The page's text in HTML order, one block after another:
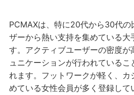
PCMAXは、特に20代から30代の
ザーから熱い支持を集めている大
す。アクティブユーザーの密度が
ュニケーションが行われているこ
れます。フットワークが軽く、カ
めている女性会員が多く登録して